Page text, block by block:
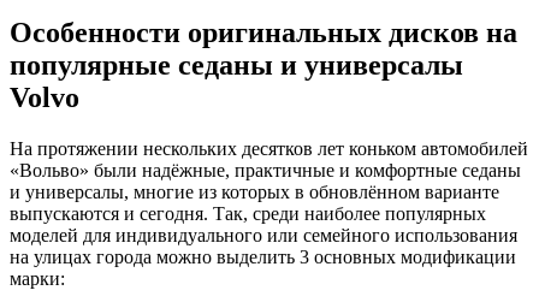
Особенности оригинальных дисков на
популярные седаны и универсалы
Volvo
На протяжении нескольких десятков лет коньком автомобилей
«Вольво» были надёжные, практичные и комфортные седаны
и универсалы, многие из которых в обновлённом варианте
выпускаются и сегодня. Так, среди наиболее популярных
моделей для индивидуального или семейного использования
на улицах города можно выделить 3 основных модификации
марки: